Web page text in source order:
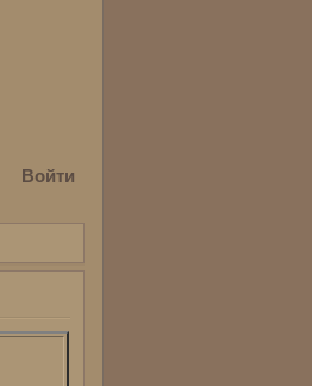
Войти